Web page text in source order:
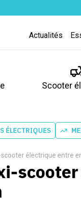
Actualités
Scooter
ÉLECTRIQUES
scooter électrique entre